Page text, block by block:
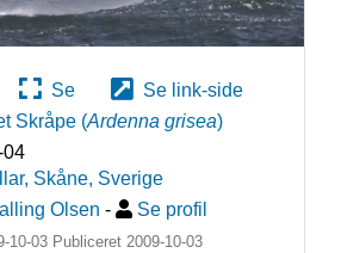
Se
Se link-side
Skråpe (Ardenna grisea)
Skåne, Sverige
Olsen - Se profil
10-03 Publiceret 2009-10-03